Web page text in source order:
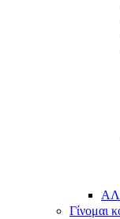
Γίνομαι